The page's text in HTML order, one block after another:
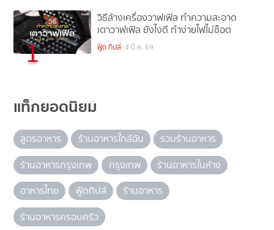
1
วิธีล้างเครื่องวาฟเฟิล ทำความสะอาด
เตาวาฟเฟิล ยังไงดี ทำง่ายไฟไม่ช็อต
ฟู้ด ทิปส์ 4 มี.ค. 69
แท็กยอดนิยม
สูตรอาหาร ร้านอาหารใกล้ฉัน
รวมร้านอาหาร
ร้านอาหารกรุงเทพ
กรุงเทพ
ร้านอาหารในห้าง
อาหารไทย
ฟู้ดทิปส์
ร้านอาหาร
ร้านอาหารครอบครัว